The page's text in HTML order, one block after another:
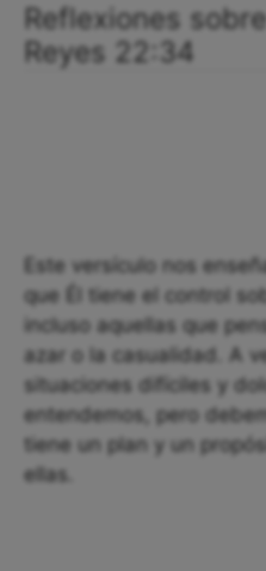
Reflexiones
Reyes 22:34
Este versículo nos
que Él tiene el control
incluso aquellas que
azar o la casualidad. A
situaciones difíciles y
entendemos, pero
tiene un plan y un
ellas.